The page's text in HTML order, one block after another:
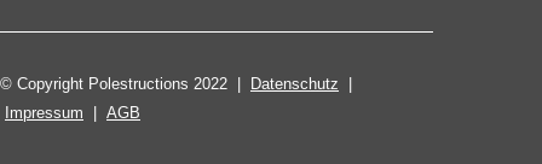
© Copyright Polestructions 2022 | Datenschutz
Impressum
AGB